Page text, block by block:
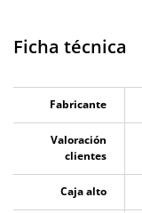
Ficha técnica
Fabricante
Valoración
clientes
Caja alto